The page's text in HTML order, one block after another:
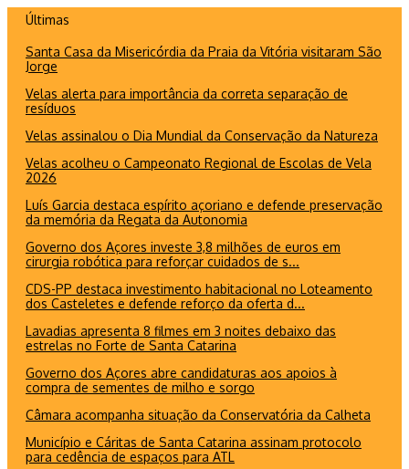
conteúdo
Últimas
Santa Casa da Misericórdia da Praia da Vitória visitaram São
Jorge
Velas alerta para importância da correta separação de
resíduos
Velas assinalou o Dia Mundial da Conservação da Natureza
Velas acolheu o Campeonato Regional de Escolas de Vela
2026
Luís Garcia destaca espírito açoriano e defende preservação
da memória da Regata da Autonomia
Governo dos Açores investe 3,8 milhões de euros em
cirurgia robótica para reforçar cuidados de s...
CDS-PP destaca investimento habitacional no Loteamento
dos Casteletes e defende reforço da oferta d...
Lavadias apresenta 8 filmes em 3 noites debaixo das
estrelas no Forte de Santa Catarina
Governo dos Açores abre candidaturas aos apoios à
compra de sementes de milho e sorgo
Câmara acompanha situação da Conservatória da Calheta
Município e Cáritas de Santa Catarina assinam protocolo
para cedência de espaços para ATL